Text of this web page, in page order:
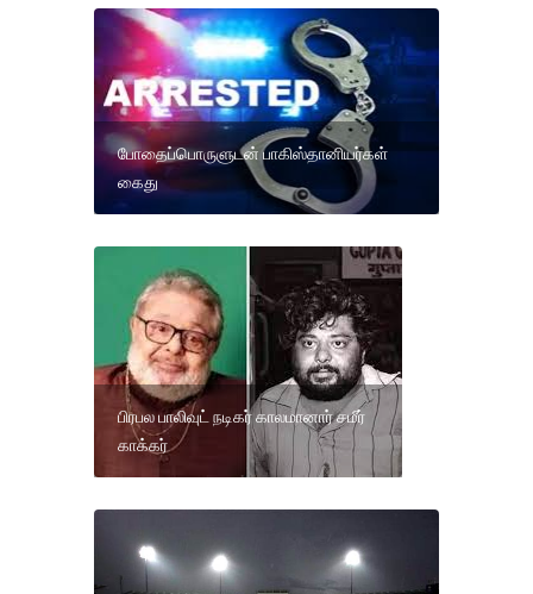
போதைப்பொருளுடன் பாகிஸ்தானியர்கள்
கைது
பிரபல பாலிவுட் நடிகர் காலமானார் சமீர்
காக்கர்